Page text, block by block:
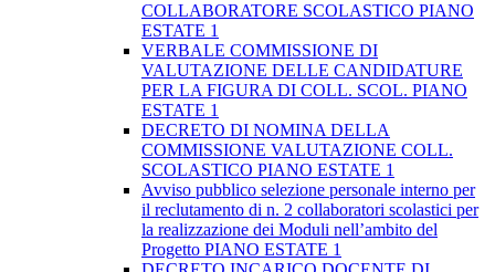
COLLABORATORE SCOLASTICO PIANO
ESTATE 1
VERBALE COMMISSIONE DI
VALUTAZIONE DELLE CANDIDATURE
PER LA FIGURA DI COLL. SCOL. PIANO
ESTATE 1
DECRETO DI NOMINA DELLA
COMMISSIONE VALUTAZIONE COLL.
SCOLASTICO PIANO ESTATE 1
Avviso pubblico selezione personale interno per
il reclutamento di n. 2 collaboratori scolastici per
la realizzazione dei Moduli nell’ambito del
Progetto PIANO ESTATE 1